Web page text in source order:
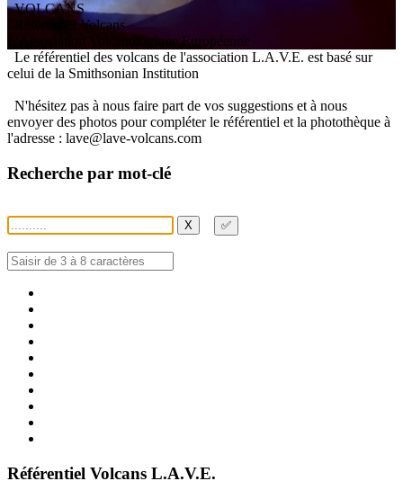
VOLCANS
/ Référentiel Volcans
ssociation V olcanologiqueEuropéenne
Le référentiel des volcans de l'association L.A.V.E. est basé sur
celui de la Smithsonian Institution
N'hésitez pas à nous faire part de vos suggestions et à nous
envoyer des photos pour compléter le référentiel et la photothèque à
l'adresse : lave@lave-volcans.com
Recherche par mot-clé
X ✅
Référentiel Volcans L.A.V.E.